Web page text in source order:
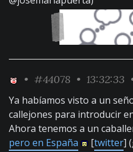
• #44078 • 13:32:33
Ya habíamos visto a un
callejones para introducir
Ahora tenemos a un
pero en España
[twitter]